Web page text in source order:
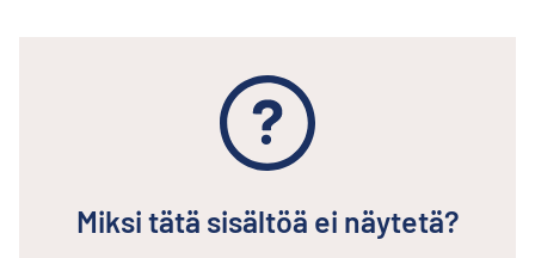
Miksi tätä sisältöä ei näytetä?